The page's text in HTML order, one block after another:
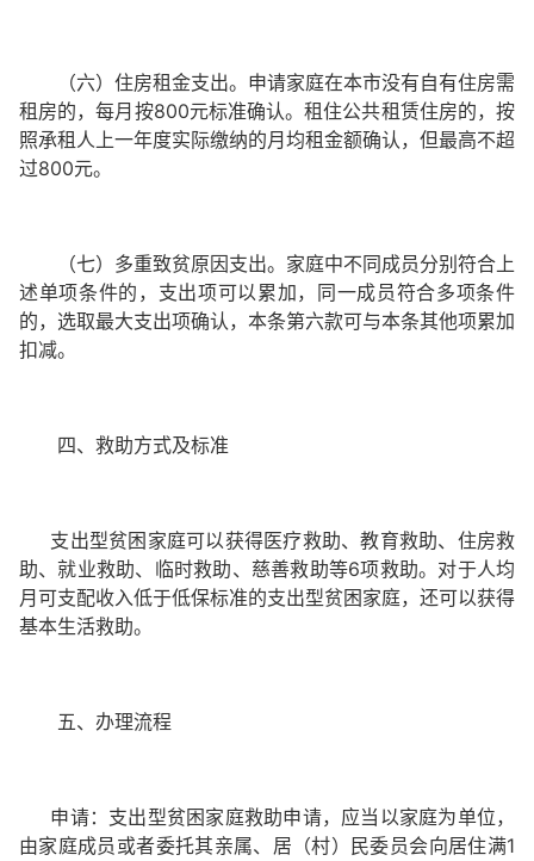
（六）住房租金支出。申请家庭在本市没有自有住房需
租房的，每月按800元标准确认。租住公共租赁住房的，按
照承租人上一年度实际缴纳的月均租金额确认，但最高不超
过800元。
（七）多重致贫原因支出。家庭中不同成员分别符合上
述单项条件的，支出项可以累加，同一成员符合多项条件
的，选取最大支出项确认，本条第六款可与本条其他项累加
扣减。
四、救助方式及标准
支出型贫困家庭可以获得医疗救助、教育救助、住房救
助、就业救助、临时救助、慈善救助等6项救助。对于人均
月可支配收入低于低保标准的支出型贫困家庭，还可以获得
基本生活救助。
五、办理流程
申请：支出型贫困家庭救助申请，应当以家庭为单位，
由家庭成员或者委托其亲属、居（村）民委员会向居住满1